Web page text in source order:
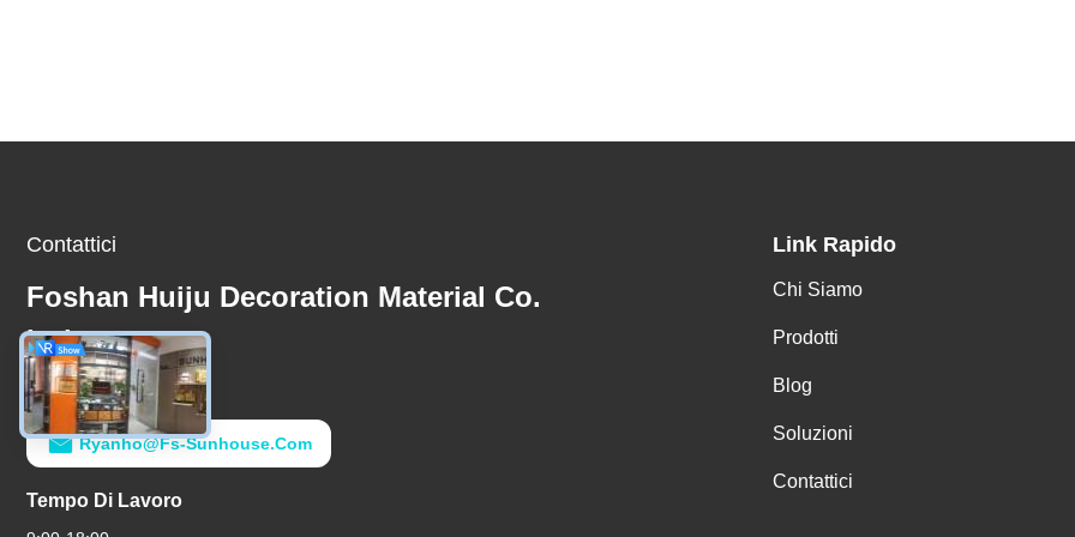
Contattici
Foshan Huiju Decoration Material Co.
Ltd.
E-Mail
Ryanho@fs-Sunhouse.com
Tempo Di Lavoro
Link Rapido
Chi Siamo
Prodotti
Blog
Soluzioni
Contattici